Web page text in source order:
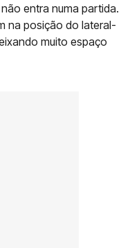
entra numa partida.
na posição do lateral-
muito espaço